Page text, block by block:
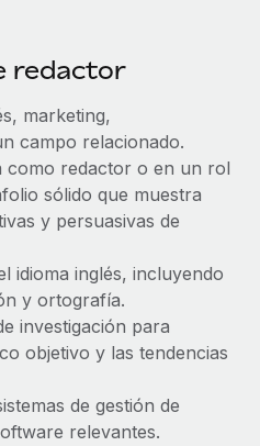
redactor
marketing,
campo relacionado.
como redactor o en un rol
sólido que muestra
y persuasivas de
idioma inglés, incluyendo
y ortografía.
investigación para
objetivo y las tendencias
de gestión de
relevantes.